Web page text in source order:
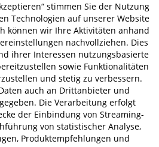
stimmen Sie der Nutzung
Technologien auf unserer Website
können wir Ihre Aktivitäten anhand
nachvollziehen. Dies
ihrer Interessen nutzungsbasierte
sowie Funktionalitäten
und stetig zu verbessern.
auch an Drittanbieter und
Die Verarbeitung erfolgt
der Einbindung von Streaming-
von statistischer Analyse,
Produktempfehlungen und